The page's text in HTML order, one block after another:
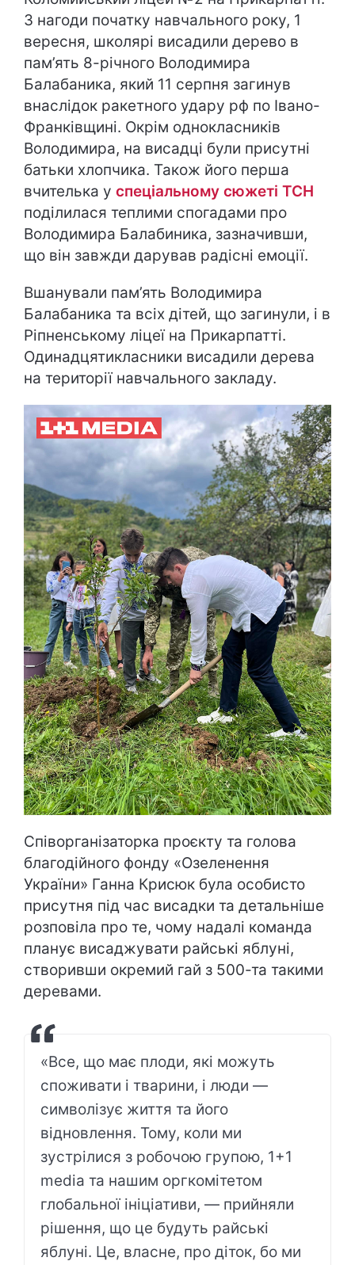
З нагоди початку навчального року, 1
вересня, школярі висадили дерево в
пам’ять 8-річного Володимира
Балабаника, який 11 серпня загинув
внаслідок ракетного удару рф по Івано-
Франківщині. Окрім однокласників
Володимира, на висадці були присутні
батьки хлопчика. Також його перша
вчителька у спеціальному сюжеті ТСН
поділилася теплими спогадами про
Володимира Балабиника, зазначивши,
що він завжди дарував радісні емоції.
Вшанували пам’ять Володимира
Балабаника та всіх дітей, що загинули, і в
Ріпненському ліцеї на Прикарпатті.
Одинадцятикласники висадили дерева
на території навчального закладу.
Співорганізаторка проєкту та голова
благодійного фонду «Озеленення
України» Ганна Крисюк була особисто
присутня під час висадки та детальніше
розповіла про те, чому надалі команда
планує висаджувати райські яблуні,
створивши окремий гай з 500-та такими
деревами.
«Все, що має плоди, які можуть
споживати і тварини, і люди —
символізує життя та його
відновлення. Тому, коли ми
зустрілися з робочою групою, 1+1
media та нашим оргкомітетом
глобальної ініціативи, — прийняли
рішення, що це будуть райські
яблуні. Це, власне, про діток, бо ми